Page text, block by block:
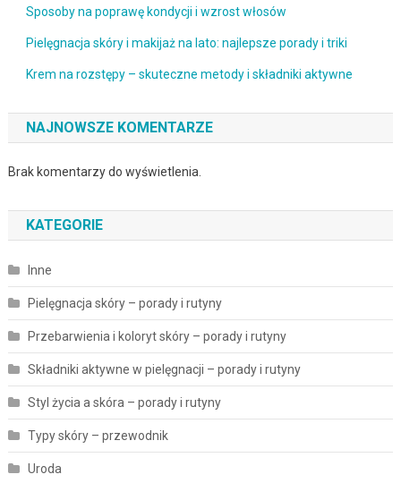
Sposoby na poprawę kondycji i wzrost włosów
Pielęgnacja skóry i makijaż na lato: najlepsze porady i triki
Krem na rozstępy – skuteczne metody i składniki aktywne
NAJNOWSZE KOMENTARZE
Brak komentarzy do wyświetlenia.
KATEGORIE
Inne
Pielęgnacja skóry – porady i rutyny
Przebarwienia i koloryt skóry – porady i rutyny
Składniki aktywne w pielęgnacji – porady i rutyny
Styl życia a skóra – porady i rutyny
Typy skóry – przewodnik
Uroda